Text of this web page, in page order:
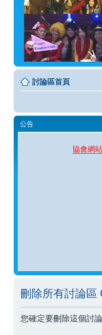
討論區首頁
公告
協會網站
刪除所有討論區
您確定要刪除這個討